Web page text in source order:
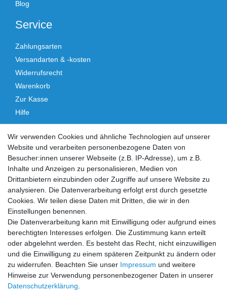
Blog
Service
Zahlungsarten
Versandarten & -kosten
Widerrufsrecht
Warenkorb
Zur Kasse
Hilfe
Vertrag widerrufen
Social Media
Facebook Instagram
Sicher einkaufen
Zahlung und Versand
Wir verwenden Cookies und ähnliche Technologien auf unserer
Website und verarbeiten personenbezogene Daten von
Besucher:innen unserer Webseite (z.B. IP-Adresse), um z.B.
Inhalte und Anzeigen zu personalisieren, Medien von
Drittanbietern einzubinden oder Zugriffe auf unsere Website zu
analysieren. Die Datenverarbeitung erfolgt erst durch gesetzte
Cookies. Wir teilen diese Daten mit Dritten, die wir in den
Einstellungen benennen.
Die Datenverarbeitung kann mit Einwilligung oder aufgrund eines
berechtigten Interesses erfolgen. Die Zustimmung kann erteilt
oder abgelehnt werden. Es besteht das Recht, nicht einzuwilligen
und die Einwilligung zu einem späteren Zeitpunkt zu ändern oder
zu widerrufen. Beachten Sie unser Impressum und weitere
Hinweise zur Verwendung personenbezogener Daten in unserer
Daten­schutz­erklärung